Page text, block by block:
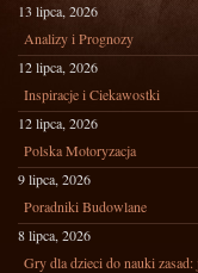
13 lipca, 2026
Analizy i Prognozy
12 lipca, 2026
Inspiracje i Ciekawostki
12 lipca, 2026
Polska Motoryzacja
9 lipca, 2026
Poradniki Budowlane
8 lipca, 2026
Gry dla dzieci do nauki zasad: